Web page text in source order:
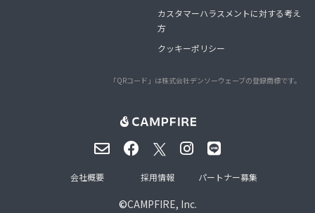
カスタマーハラスメントに対する考え
方
クッキーポリシー
「QRコード」は株式会社デンソーウェーブの登録商標です。
©CAMPFIRE, Inc.
会社概要 採用情報 パートナー募集